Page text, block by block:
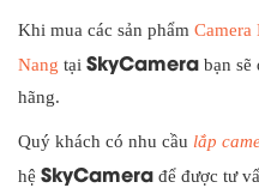
Khi mua các sản phẩm
Nang tại SkyCamera bạn sẽ
hãng.
Quý khách có nhu cầu lắp
hệ SkyCamera để được tư